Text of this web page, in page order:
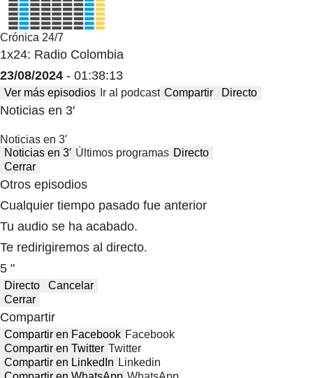
Crónica 24/7
1x24: Radio Colombia
23/08/2024 - 01:38:13
Ver más episodios Ir al podcast Compartir Directo
Noticias en 3′
Noticias en 3′
Noticias en 3′ Últimos programas Directo
Cerrar
Otros episodios
Cualquier tiempo pasado fue anterior
Tu audio se ha acabado.
Te redirigiremos al directo.
5 "
Directo
Cancelar
Cerrar
Compartir
Compartir en Facebook Facebook
Compartir en Twitter Twitter
Compartir en LinkedIn Linkedin